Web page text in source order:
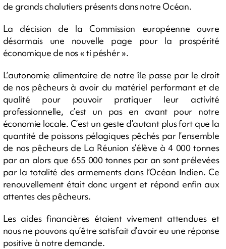
de grands chalutiers présents dans notre Océan.
La décision de la Commission européenne ouvre
désormais une nouvelle page pour la prospérité
économique de nos « ti péshér ».
L’autonomie alimentaire de notre île passe par le droit
de nos pêcheurs à avoir du matériel performant et de
qualité pour pouvoir pratiquer leur activité
professionnelle, c’est un pas en avant pour notre
économie locale. C’est un geste d’autant plus fort que la
quantité de poissons pélagiques pêchés par l’ensemble
de nos pêcheurs de La Réunion s’élève à 4 000 tonnes
par an alors que 655 000 tonnes par an sont prélevées
par la totalité des armements dans l’Océan Indien. Ce
renouvellement était donc urgent et répond enfin aux
attentes des pêcheurs.
Les aides financières étaient vivement attendues et
nous ne pouvons qu’être satisfait d’avoir eu une réponse
positive à notre demande.